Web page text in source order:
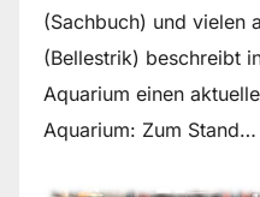
(Sachbuch) und vielen
(Bellestrik) beschreibt
Aquarium einen
Aquarium: Zum Stand…